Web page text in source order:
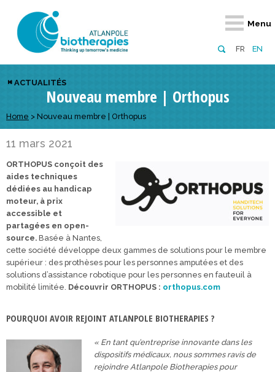
FR EN
Menu
Retour
À propos
Présentation du pôle
Domaines d’excellence
Retour
Equipe
Conseil d’administration
Comité scientifique
Financeurs
Retour
Notre réseau
Membres du pôle
Partenaires
Réseau européen
Retour
Actus, événements, AAP
Actualités
Événements
Appels à projets
Retour
régionaux
nationaux
Retour
Notre offre
Diversifiez votre réseau
Visez l’international
Développez vos projets d’innovation
Gagnez en visibilité
Retour
Nous rejoindre
En tant qu’adhérent
En tant que partenaire
Retour
Emploi
Offres d’emploi
Candidatures
ACTUALITÉS
Nouveau membre | Orthopus
Home > Nouveau membre | Orthopus
11 mars 2021
ORTHOPUS conçoit des
aides techniques
dédiées au handicap
moteur, à prix
accessible et
partagées en open-
source. Basée à Nantes,
cette société développe deux gammes de solutions pour le membre
supérieur : des prothèses pour les personnes amputées et des
solutions d’assistance robotique pour les personnes en fauteuil à
mobilité limitée. Découvrir ORTHOPUS : orthopus.com
POURQUOI AVOIR REJOINT ATLANPOLE BIOTHERAPIES ?
« En tant qu’entreprise innovante dans les
dispositifs médicaux, nous sommes ravis de
rejoindre Atlanpole Biotherapies pour